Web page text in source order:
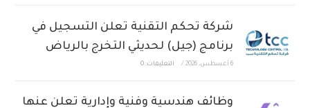
شركة تحكم التقنية تعلن التسجيل في
برنامج (جيل) لحديثي التخرج بالرياض
6 أغسطس، 2026 / التعليقات: 0
وظائف هندسية وفنية وإدارية تعلن عنها